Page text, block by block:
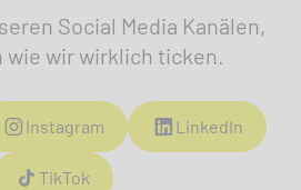
Social Media Kanälen,
wie wir wirklich ticken.
Instagram LinkedIn
TikTok